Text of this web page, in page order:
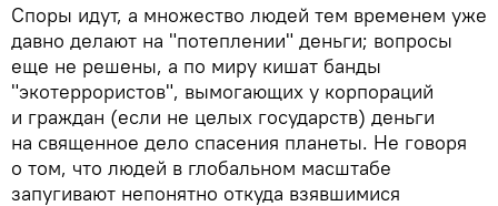
Споры идут, а множество людей тем временем уже
давно делают на "потеплении" деньги; вопросы
еще не решены, а по миру кишат банды
"экотеррористов", вымогающих у корпораций
и граждан (если не целых государств) деньги
на священное дело спасения планеты. Не говоря
о том, что людей в глобальном масштабе
запугивают непонятно откуда взявшимися